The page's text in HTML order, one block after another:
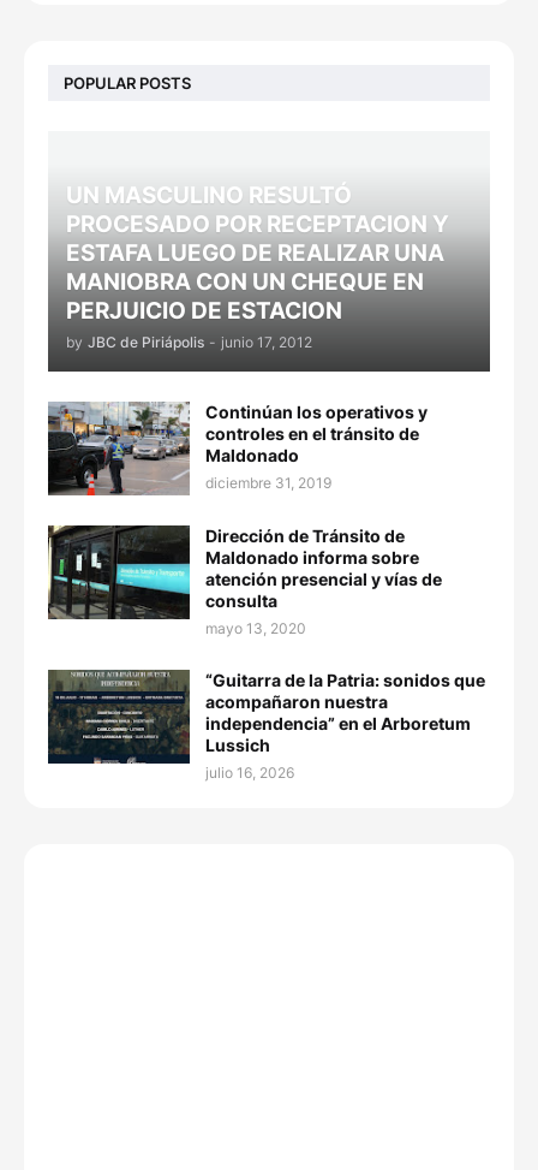
POPULAR POSTS
UN MASCULINO RESULTÓ
PROCESADO POR RECEPTACION Y
ESTAFA LUEGO DE REALIZAR UNA
MANIOBRA CON UN CHEQUE EN
PERJUICIO DE ESTACION
by JBC de Piriápolis - junio 17, 2012
Continúan los operativos y
controles en el tránsito de
Maldonado
diciembre 31, 2019
Dirección de Tránsito de
Maldonado informa sobre
atención presencial y vías de
consulta
mayo 13, 2020
“Guitarra de la Patria: sonidos que
acompañaron nuestra
independencia” en el Arboretum
Lussich
julio 16, 2026